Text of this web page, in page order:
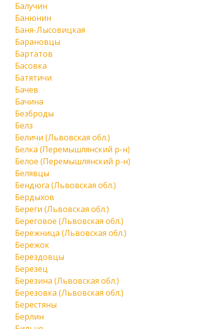
Балучин
Банюнин
Баня-Лысовицкая
Барановцы
Бартатов
Басовка
Батятичи
Бачев
Бачина
Безброды
Белз
Беличи (Львовская обл.)
Белка (Перемышлянский р-н)
Белое (Перемышлянский р-н)
Белявцы
Бендюга (Львовская обл.)
Бердыхов
Береги (Львовская обл.)
Береговое (Львовская обл.)
Бережница (Львовская обл.)
Бережок
Берездовцы
Березец
Березина (Львовская обл.)
Березовка (Львовская обл.)
Берестяны
Берлин